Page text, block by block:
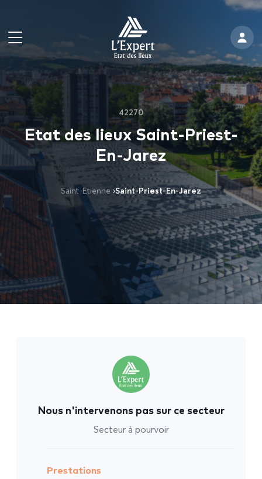
42270
Etat des lieux Saint-Priest-
En-Jarez
Saint-Etienne ›Saint-Priest-En-Jarez
Nous n'intervenons pas sur ce secteur
Secteur à pourvoir
Prestations